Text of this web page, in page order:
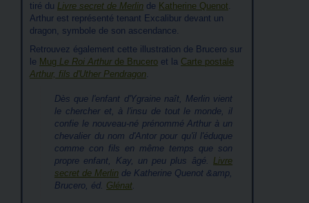
tiré du Livre secret de Merlin de Katherine Quenot.
Arthur est représenté tenant Excalibur devant un
dragon, symbole de son ascendance.
Retrouvez également cette illustration de Brucero sur
le Mug Le Roi Arthurde Brucero et la Carte postale
Arthur, fils d'Uther Pendragon.
Dès que l'enfant d'Ygraine naît, Merlin vient
le chercher et, à l'insu de tout le monde, il
confie le nouveau-né prénommé Arthur à un
chevalier du nom d'Antor pour qu'il l'éduque
comme con fils en même temps que son
propre enfant, Kay, un peu plus âgé. Livre
secret de Merlin de Katherine Quenot &amp,
Brucero, éd. Glénat.